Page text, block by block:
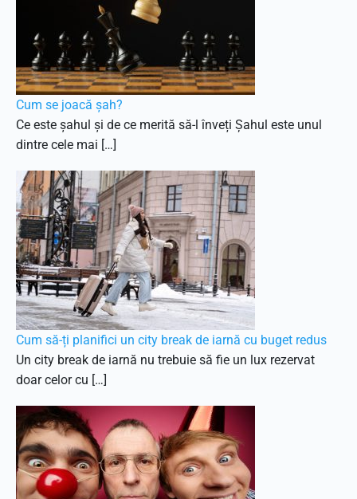
Cum se joacă șah?
Ce este șahul și de ce merită să-l înveți Șahul este unul
dintre cele mai […]
Cum să-ți planifici un city break de iarnă cu buget redus
Un city break de iarnă nu trebuie să fie un lux rezervat
doar celor cu […]